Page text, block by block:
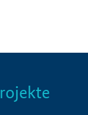
Info